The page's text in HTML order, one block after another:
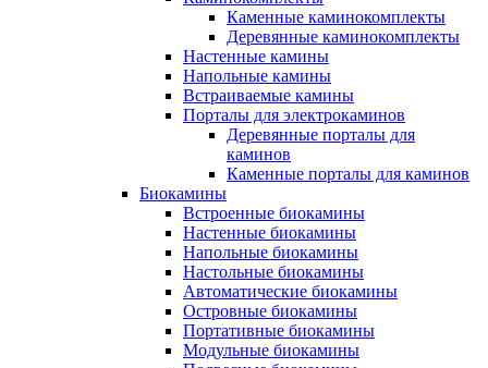
Каменные каминокомплекты
Деревянные каминокомплекты
Настенные камины
Напольные камины
Встраиваемые камины
Порталы для электрокаминов
Деревянные порталы для
каминов
Каменные порталы для каминов
Биокамины
Встроенные биокамины
Настенные биокамины
Напольные биокамины
Настольные биокамины
Автоматические биокамины
Островные биокамины
Портативные биокамины
Модульные биокамины